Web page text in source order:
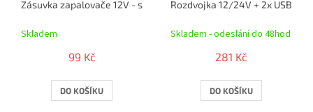
Zásuvka zapalovače 12V - se svorkami na autobaterii
Skladem
99 Kč
DO KOŠÍKU
Rozdvojka 12/24V + 2x USB
Skladem - odeslání do 48hod
281 Kč
DO KOŠÍKU